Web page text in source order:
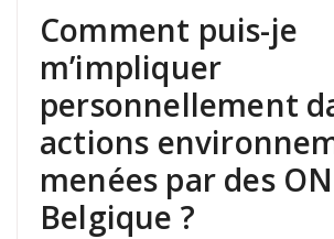
Comment puis-je
m’impliquer
personnellement
actions
menées par des
Belgique ?